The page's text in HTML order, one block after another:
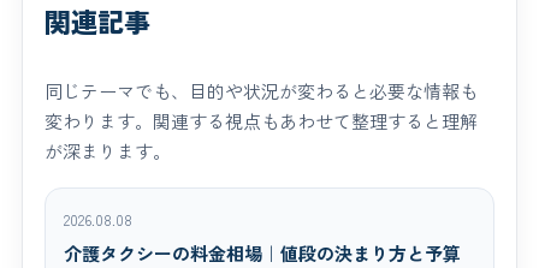
関連記事
同じテーマでも、目的や状況が変わると必要な情報も
変わります。関連する視点もあわせて整理すると理解
が深まります。
2026.08.08
介護タクシーの料金相場｜値段の決まり方と予算